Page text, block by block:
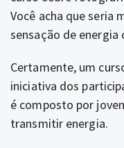
Você acha que seria
sensação de energia
Certamente, um
iniciativa dos
é composto por
transmitir energia.